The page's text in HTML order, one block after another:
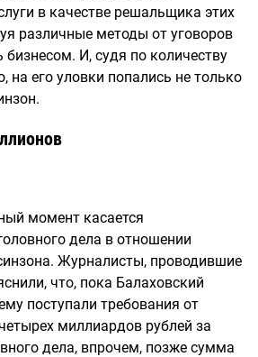
в качестве решальщика этих
различные методы от уговоров
бизнесом. И, судя по количеству
на его уловки попались не только
момент касается
дела в отношении
Журналисты, проводившие
что, пока Балаховский
поступали требования от
миллиардов рублей за
дела, впрочем, позже сумма